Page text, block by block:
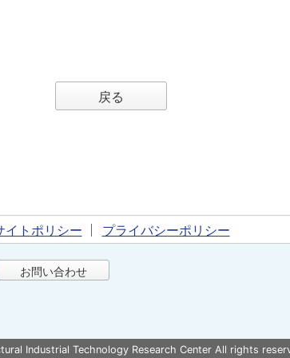
戻る
イトポリシー プライバシーポリシー
お問い合わせ
Industrial Technology Research Center All rights